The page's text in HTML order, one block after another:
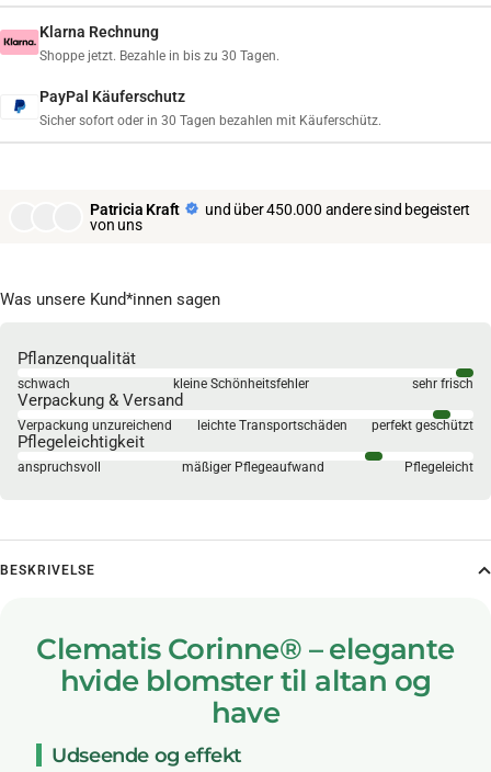
Klarna Rechnung
Shoppe jetzt. Bezahle in bis zu 30 Tagen.
PayPal Käuferschutz
Sicher sofort oder in 30 Tagen bezahlen mit Käuferschütz.
Patricia Kraft
und über 450.000 andere sind begeistert
von uns
Was unsere Kund*innen sagen
Pflanzenqualität
schwach kleine Schönheitsfehler sehr frisch
Verpackung & Versand
Verpackung unzureichend leichte Transportschäden perfekt geschützt
Pflegeleichtigkeit
anspruchsvoll mäßiger Pflegeaufwand Pflegeleicht
BESKRIVELSE
Clematis Corinne® – elegante
hvide blomster til altan og
have
Udseende og effekt